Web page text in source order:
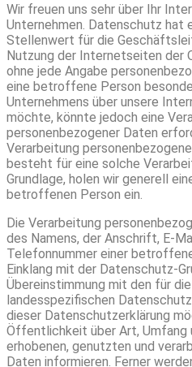
Wir freuen uns sehr über Ihr
Unternehmen. Datenschutz hat
Stellenwert für die
Nutzung der Internetseiten der
ohne jede Angabe
eine betroffene Person
Unternehmens über unsere
möchte, könnte jedoch eine
personenbezogener Daten
Verarbeitung
besteht für eine solche
Grundlage, holen wir generell
betroffenen Person ein.
Die Verarbeitung
des Namens, der Anschrift, E-
Telefonnummer einer
Einklang mit der Datenschutz-
Übereinstimmung mit den für
landesspezifischen
dieser Datenschutzerklärung
Öffentlichkeit über Art, Umfang
erhobenen, genutzten und
Daten informieren. Ferner